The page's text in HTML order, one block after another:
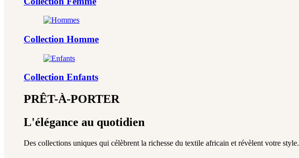
Collection Homme
Collection Enfants
PRÊT-À-PORTER
L'élégance au quotidien
Des collections uniques qui célèbrent la richesse du textile africain et révèlent votre style.